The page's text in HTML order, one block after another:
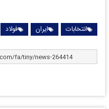
انتخابات ایران فولاد